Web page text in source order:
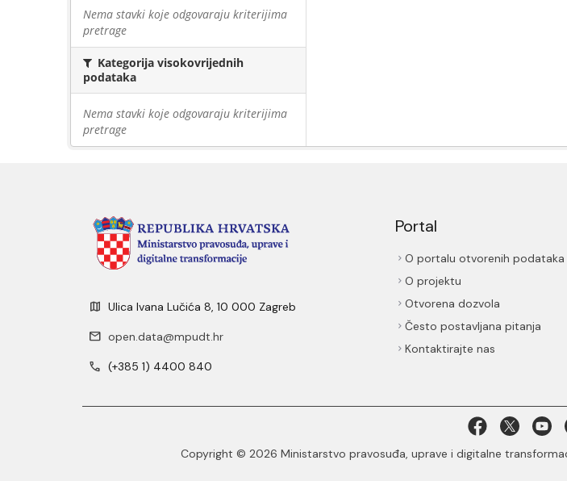
Nema stavki koje odgovaraju kriterijima
pretrage
Kategorija visokovrijednih
podataka
Nema stavki koje odgovaraju kriterijima
pretrage